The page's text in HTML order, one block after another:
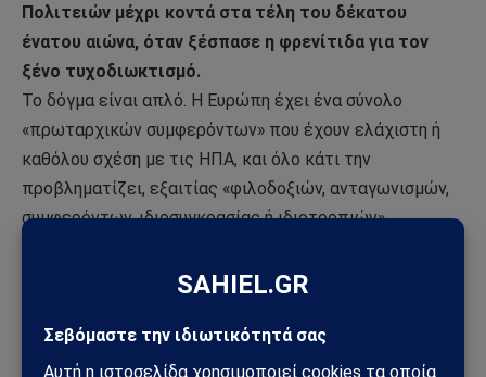
Πολιτειών μέχρι κοντά στα τέλη του δέκατου
ένατου αιώνα, όταν ξέσπασε η φρενίτιδα για τον
ξένο τυχοδιωκτισμό.
Το δόγμα είναι απλό. Η Ευρώπη έχει ένα σύνολο
«πρωταρχικών συμφερόντων» που έχουν ελάχιστη ή
καθόλου σχέση με τις ΗΠΑ, και όλο κάτι την
προβληματίζει, εξαιτίας «φιλοδοξιών, ανταγωνισμών,
συμφερόντων, ιδιοσυγκρασίας ή ιδιοτροπιών».
Ευρώπη από έναν μεγάλο ωκεανό κι ο οποίος, παρ
ένα ισχυρό πλεονέκτημα άμυνας.
Στις συνηθισμένες ή τακτικές περιπέτειες της